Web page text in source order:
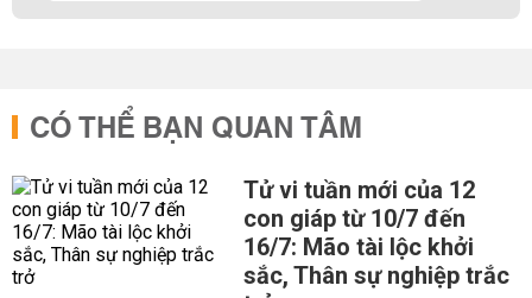
CÓ THỂ BẠN QUAN TÂM
Tử vi tuần mới của 12
con giáp từ 10/7 đến
16/7: Mão tài lộc khởi
sắc, Thân sự nghiệp trắc